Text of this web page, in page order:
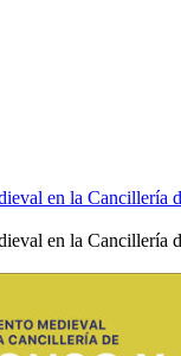
en la Cancillería
en la Cancillería